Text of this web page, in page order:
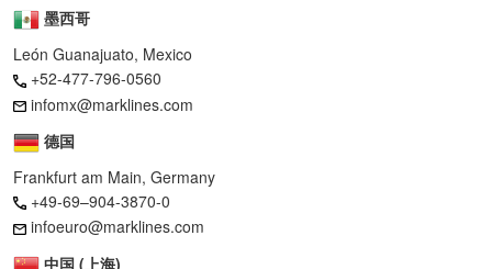
墨西哥
León Guanajuato, Mexico
+52-477-796-0560
infomx@marklines.com
德国
Frankfurt am Main, Germany
+49-69–904-3870-0
infoeuro@marklines.com
中国 (上海)